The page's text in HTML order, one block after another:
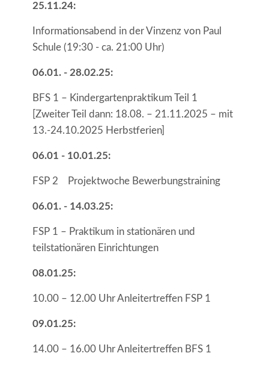
25.11.24:
Informationsabend in der Vinzenz von Paul
Schule (19:30 - ca. 21:00 Uhr)
06.01. - 28.02.25:
BFS 1 – Kindergartenpraktikum Teil 1
[Zweiter Teil dann: 18.08. – 21.11.2025 – mit
13.-24.10.2025 Herbstferien]
06.01 - 10.01.25:
FSP 2 Projektwoche Bewerbungstraining
06.01. - 14.03.25:
FSP 1 – Praktikum in stationären und
teilstationären Einrichtungen
08.01.25:
10.00 – 12.00 Uhr Anleitertreffen FSP 1
09.01.25:
14.00 – 16.00 Uhr Anleitertreffen BFS 1